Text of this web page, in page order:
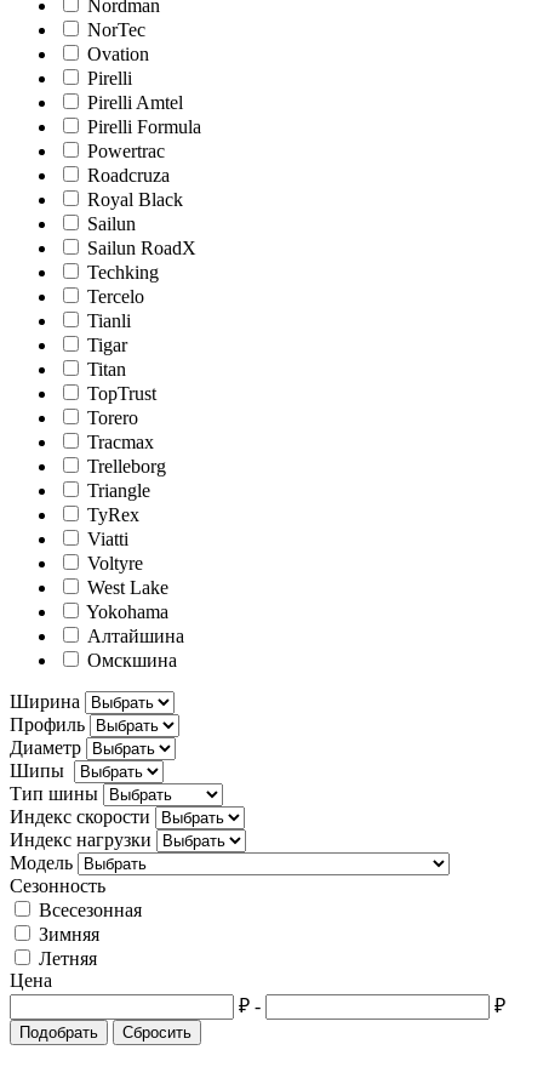
Nordman
NorTec
Ovation
Pirelli
Pirelli Amtel
Pirelli Formula
Powertrac
Roadcruza
Royal Black
Sailun
Sailun RoadX
Techking
Tercelo
Tianli
Tigar
Titan
TopTrust
Torero
Tracmax
Trelleborg
Triangle
TyRex
Viatti
Voltyre
West Lake
Yokohama
Алтайшина
Омскшина
Ширина
Профиль
Диаметр
Шипы
Тип шины
Индекс скорости
Индекс нагрузки
Модель
Сезонность
Всесезонная
Зимняя
Летняя
Цена
₽ - ₽
Подобрать Сбросить